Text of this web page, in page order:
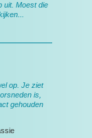
uit. Moest die
op. Je ziet
is,
gehouden